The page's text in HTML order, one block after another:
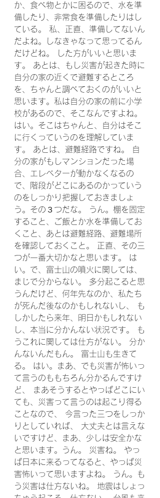
か、食べ物とかに困るので、水を準
備したり、非常食を準備したりはし
ている。 私、正直、準備してないん
だよね。しなきゃなって思ってるん
だけどね。 した方がいいと思いま
す。 あとは、もし災害が起きた時に
自分の家の近くで避難するところ
を、ちゃんと調べておくのがいいと
思います。私は自分の家の前に小学
校があるので、そこなんですよね。
はい。そこはちゃんと、自分はそこ
に行くっていうのを理解していま
す。 あとは、避難経路ですね。 自
分の家がもしマンションだった場
合、エレベターが動かなくなるの
で、階段がどこにあるのかっていう
のをしっかり把握しておきましょ
う。その３つだな。 うん。棚を固定
すること、ご飯とか水を準備してお
くこと、あとは避難経路、避難場所
を確認しておくこと。 正直、その三
つが一番大切かなと思います。 は
い。で、富士山の噴火に関しては、
まじで分からない。 多分起こると思
うんだけど、何年先なのか、私たち
が死んだ後なのかもしれないし、 も
しかしたら来年、明日かもしれない
し、本当に分かんない状況です。 も
うこれに関しては仕方がない。 分か
んないんだもん。 富士山も生きて
る。 はい。まあ、でも災害が怖いっ
て言うのももちろん分かるんですけ
ど、 まあそうするとやっぱどこにい
ても、災害って言うのは起こり得る
ことなので、 今言った三つをしっか
りとしていれば、 大丈夫とは言えな
いですけど、まあ、少しは安全かな
と思います。うん。 災害ね。 やっ
ぱ日本に来るってなると、やっぱ災
害怖いって思いますよね。 うん。も
う災害は仕方ないね。 地震はしょっ